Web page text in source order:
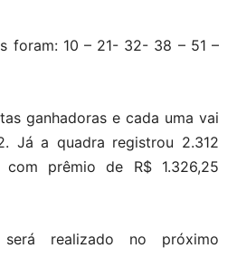
foram: 10 – 21- 32- 38 – 51 –
ganhadoras e cada uma vai
Já a quadra registrou 2.312
com prêmio de R$ 1.326,25
realizado no próximo